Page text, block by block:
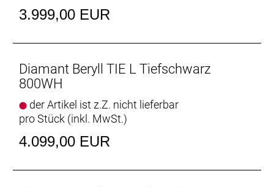
Vorderradbremse: Hydraulische Scheibenbremse
Shimano RT30, Centerlock-Scheibenaufnahme,
180 mm // Shimano RTC60, 6-Loch, 160 mm
Gabel: SR Suntour NVX30, Spiralfeder, verstellbare
Federvorspannung, 100-mm-Schnellspannachse,
60 mm Federweg
3.999,00 EUR
Diamant Beryll TIE L Tiefschwarz
800WH
der Artikel ist z.Z. nicht lieferbar
pro Stück (inkl. MwSt.)
4.099,00 EUR